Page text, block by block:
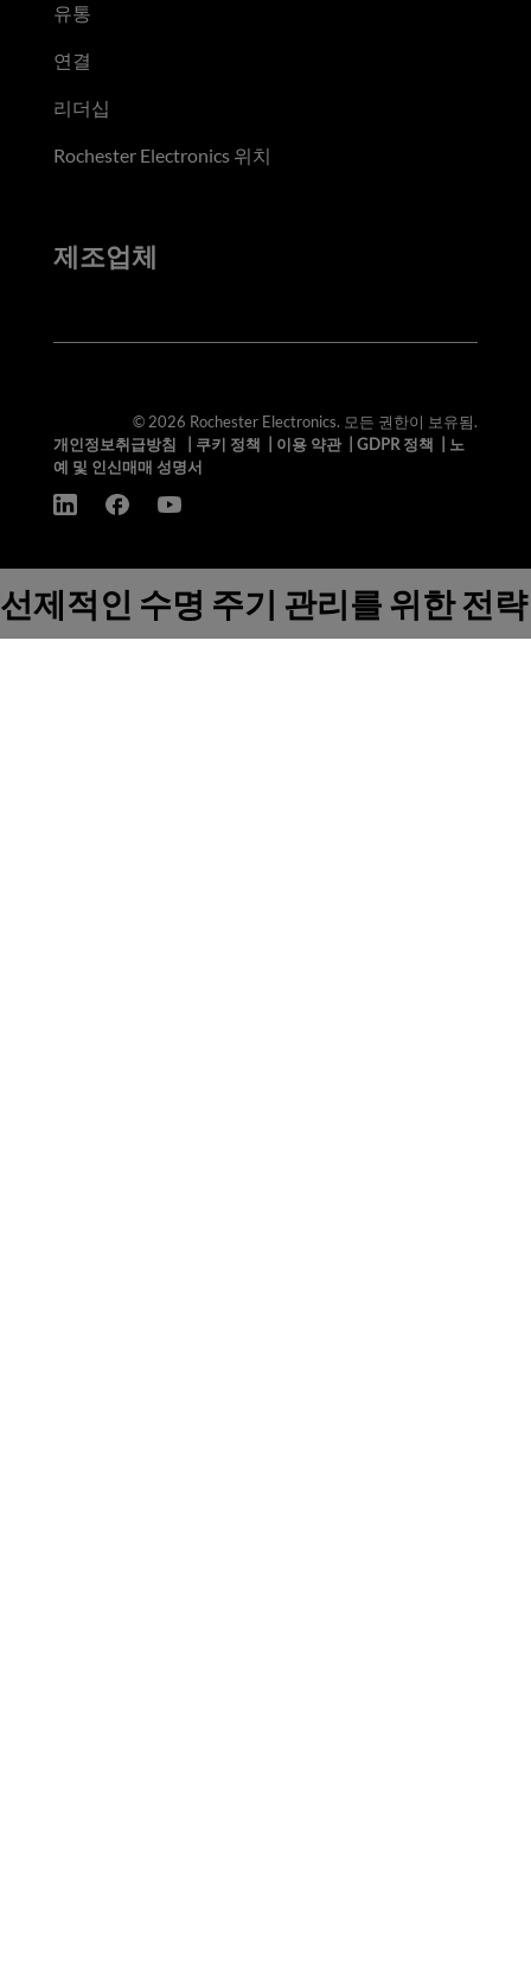
유통
연결
리더십
Rochester Electronics 위치
제조업체
© 2026 Rochester Electronics. 모든 권한이 보유됨.
개인정보취급방침
쿠키 정책 이용 약관| GDPR 정책
노
예 및 인신매매 성명서
선제적인 수명 주기 관리를 위한 전략